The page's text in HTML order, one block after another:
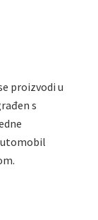
proizvodi u
s